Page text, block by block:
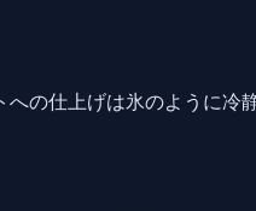
の仕上げは氷のように